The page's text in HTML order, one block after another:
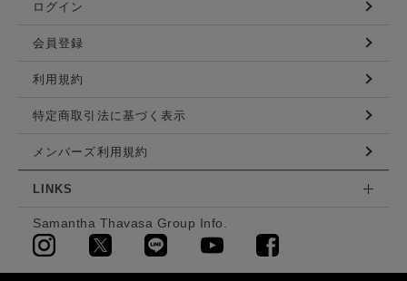
ログイン
会員登録
利用規約
特定商取引法に基づく表示
メンバーズ利用規約
LINKS
Samantha Thavasa Group Info.